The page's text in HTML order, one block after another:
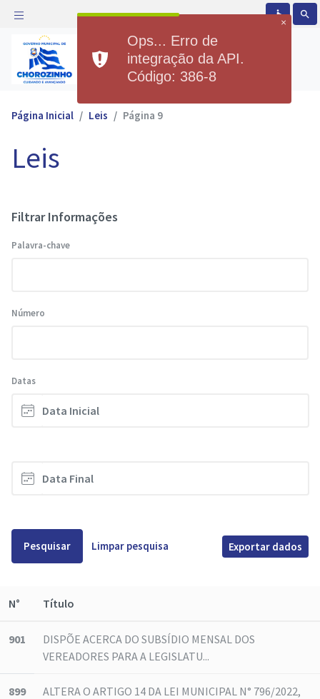
accessible search
Prefeitura Municipal de
Chorozinho
Página Inicial Leis Página 9
Leis
Filtrar Informações
Palavra-chave
Número
Datas
Pesquisar Limpar pesquisa Exportar dados
N° Título
901
DISPÕE ACERCA DO SUBSÍDIO MENSAL DOS
VEREADORES PARA A LEGISLATU...
899
ALTERA O ARTIGO 14 DA LEI MUNICIPAL N° 796/2022,
×
Ops... Erro de
integração da API.
Código: 386-8